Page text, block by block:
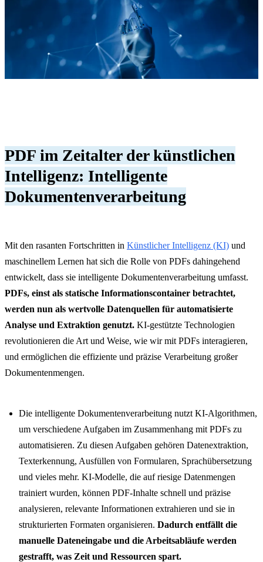
PDF im Zeitalter der künstlichen
Intelligenz: Intelligente
Dokumentenverarbeitung
Mit den rasanten Fortschritten in Künstlicher Intelligenz (KI) und
maschinellem Lernen hat sich die Rolle von PDFs dahingehend
entwickelt, dass sie intelligente Dokumentenverarbeitung umfasst.
PDFs, einst als statische Informationscontainer betrachtet,
werden nun als wertvolle Datenquellen für automatisierte
Analyse und Extraktion genutzt. KI-gestützte Technologien
revolutionieren die Art und Weise, wie wir mit PDFs interagieren,
und ermöglichen die effiziente und präzise Verarbeitung großer
Dokumentenmengen.
Die intelligente Dokumentenverarbeitung nutzt KI-Algorithmen,
um verschiedene Aufgaben im Zusammenhang mit PDFs zu
automatisieren. Zu diesen Aufgaben gehören Datenextraktion,
Texterkennung, Ausfüllen von Formularen, Sprachübersetzung
und vieles mehr. KI-Modelle, die auf riesige Datenmengen
trainiert wurden, können PDF-Inhalte schnell und präzise
analysieren, relevante Informationen extrahieren und sie in
strukturierten Formaten organisieren. Dadurch entfällt die
manuelle Dateneingabe und die Arbeitsabläufe werden
gestrafft, was Zeit und Ressourcen spart.